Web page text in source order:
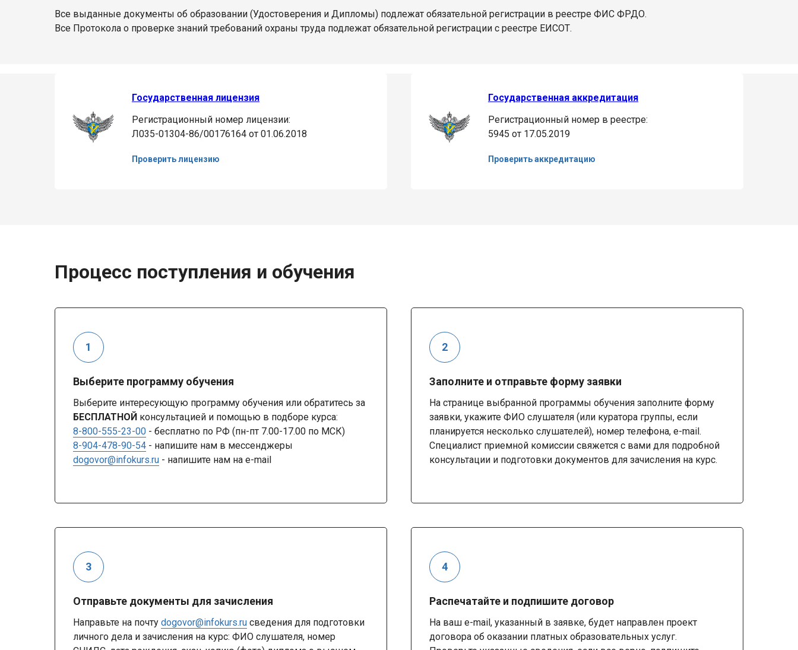
Все выданные документы об образовании (Удостоверения и Дипломы) подлежат обязательной регистрации в реестре ФИС ФРДО.
Все Протокола о проверке знаний требований охраны труда подлежат обязательной регистрации с реестре ЕИСОТ.
Государственная лицензия
Регистрационный номер лицензии:
Л035-01304-86/00176164 от 01.06.2018
Проверить лицензию
Государственная аккредитация
Регистрационный номер в реестре:
5945 от 17.05.2019
Проверить аккредитацию
Процесс поступления и обучения
Выберите программу обучения
Выберите интересующую программу обучения или обратитесь за
БЕСПЛАТНОЙ консультацией и помощью в подборе курса:
8-800-555-23-00 - бесплатно по РФ (пн-пт 7.00-17.00 по МСК)
8-904-478-90-54 - напишите нам в мессенджеры
dogovor@infokurs.ru - напишите нам на e-mail
Заполните и отправьте форму заявки
На странице выбранной программы обучения заполните форму
заявки, укажите ФИО слушателя (или куратора группы, если
планируется несколько слушателей), номер телефона, e-mail.
Специалист приемной комиссии свяжется с вами для подробной
консультации и подготовки документов для зачисления на курс.
Отправьте документы для зачисления
Направьте на почту dogovor@infokurs.ru сведения для подготовки
личного дела и зачисления на курс: ФИО слушателя, номер
Распечатайте и подпишите договор
На ваш e-mail, указанный в заявке, будет направлен проект
договора об оказании платных образовательных услуг.